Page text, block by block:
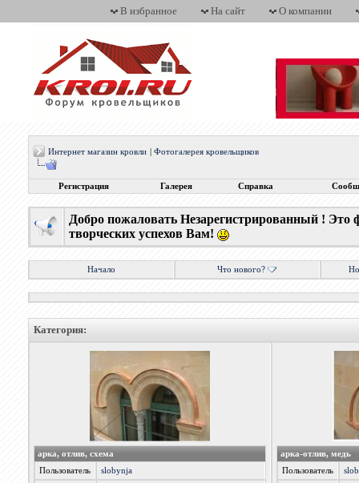
В избранное На сайт О компании
Интернет магазин кровли Фотогалерея кровельщиков
Регистрация Галерея Справка
Добро пожаловать Незарегистрированный !
творческих успехов Вам!
Начало Что нового?
Категория:
арка, отлив, схема
Пользователь
slobynja
арка-отлив, медь
Пользователь